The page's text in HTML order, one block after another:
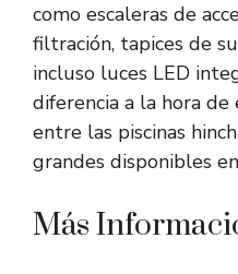
como escaleras de
filtración, tapices de
incluso luces LED
diferencia a la hora
entre las piscinas
grandes disponibles
Más